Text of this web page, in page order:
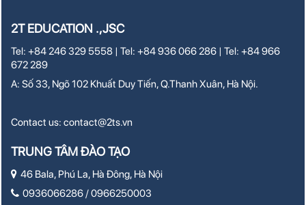
2T EDUCATION .,JSC
Tel: +84 246 329 5558 | Tel: +84 936 066 286 | Tel: +84 966
672 289
A: Số 33, Ngõ 102 Khuất Duy Tiến, Q.Thanh Xuân, Hà Nội.
Contact us:contact@2ts.vn
TRUNG TÂM ĐÀO TẠO
46 Bala, Phú La, Hà Đông, Hà Nội
0936066286 / 0966250003